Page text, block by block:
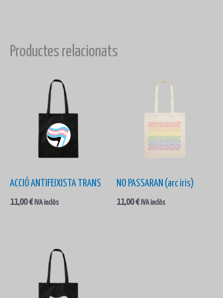
Productes relacionats
ACCIÓ ANTIFEIXISTA TRANS
11,00€ IVA inclòs
NO PASSARAN (arc iris)
11,00€ IVA inclòs